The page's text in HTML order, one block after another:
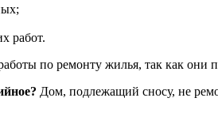
работ.
по ремонту жилья, так как они
Дом, подлежащий сносу, не